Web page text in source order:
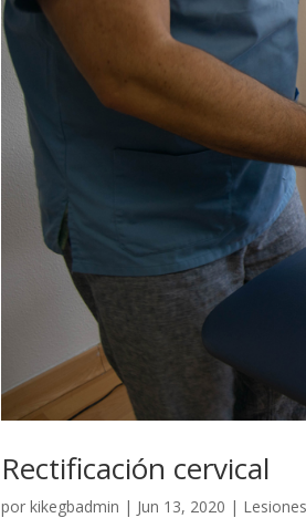
Rectificación cervical
porkikegbadmin | Jun 13, 2020 | Lesiones